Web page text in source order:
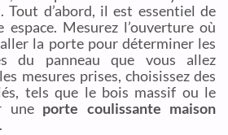
Tout d’abord, il est essentiel de
Mesurez l’ouverture où
la porte pour déterminer les
du panneau que vous allez
mesures prises, choisissez des
tels que le bois massif ou le
une porte coulissante maison